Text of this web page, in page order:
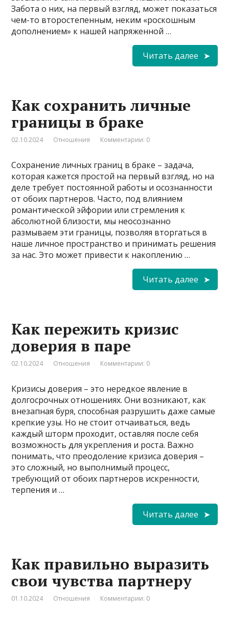
Забота о них, на первый взгляд, может показаться
чем-то второстепенным, неким «роскошным
дополнением» к нашей напряженной …
Читать далее
Как сохранить личные
границы в браке
02.10.2024 Отношения Комментарии: 0
Сохранение личных границ в браке – задача,
которая кажется простой на первый взгляд, но на
деле требует постоянной работы и осознанности
от обоих партнеров. Часто, под влиянием
романтической эйфории или стремления к
абсолютной близости, мы неосознанно
размываем эти границы, позволяя вторгаться в
наше личное пространство и принимать решения
за нас. Это может привести к накоплению …
Читать далее
Как пережить кризис
доверия в паре
02.10.2024 Отношения Комментарии: 0
Кризисы доверия – это нередкое явление в
долгосрочных отношениях. Они возникают, как
внезапная буря, способная разрушить даже самые
крепкие узы. Но не стоит отчаиваться, ведь
каждый шторм проходит, оставляя после себя
возможность для укрепления и роста. Важно
понимать, что преодоление кризиса доверия –
это сложный, но выполнимый процесс,
требующий от обоих партнеров искренности,
терпения и …
Читать далее
Как правильно выразить
свои чувства партнеру
01.10.2024 Отношения Комментарии: 0